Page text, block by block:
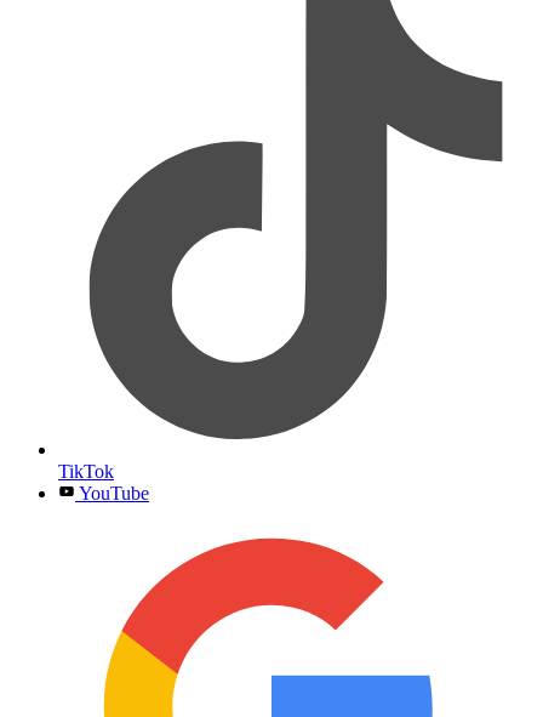
TikTok
YouTube